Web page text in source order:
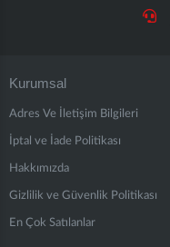
Kurumsal
Adres Ve İletişim Bilgileri
İptal ve İade Politikası
Hakkımızda
Gizlilik ve Güvenlik Politikası
En Çok Satılanlar